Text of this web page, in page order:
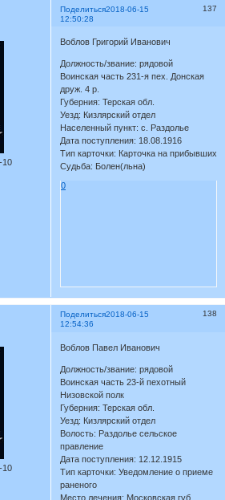
Поделиться 137
2018-06-15
12:50:28
10
Воблов Григорий Иванович
Должность/звание: рядовой
Воинская часть 231-я пех. Донская
друж. 4 р.
Губерния: Терская обл.
Уезд: Кизлярский отдел
Населенный пункт: с. Раздолье
Дата поступления: 18.08.1916
Тип карточки: Карточка на прибывших
Судьба: Болен(льна)
0
Поделиться 138
2018-06-15
12:54:36
10
Воблов Павел Иванович
Должность/звание: рядовой
Воинская часть 23-й пехотный
Низовской полк
Губерния: Терская обл.
Уезд: Кизлярский отдел
Волость: Раздолье сельское
правление
Дата поступления: 12.12.1915
Тип карточки: Уведомление о приеме
раненого
Место лечения: Московская губ.,